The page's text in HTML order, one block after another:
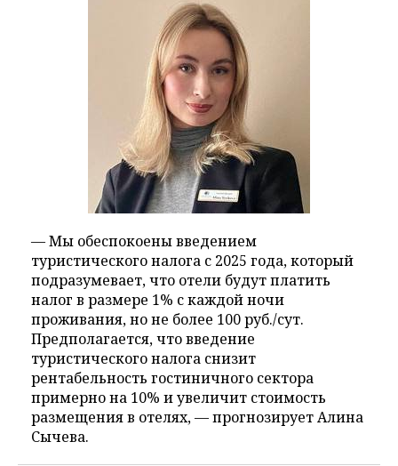
— Мы обеспокоены введением
туристического налога с 2025 года, который
подразумевает, что отели будут платить
налог в размере 1% с каждой ночи
проживания, но не более 100 руб./сут.
Предполагается, что введение
туристического налога снизит
рентабельность гостиничного сектора
примерно на 10% и увеличит стоимость
размещения в отелях, — прогнозирует Алина
Сычева.